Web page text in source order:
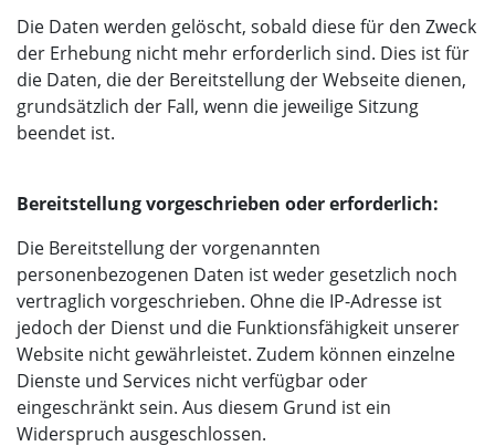
Die Daten werden gelöscht, sobald diese für den Zweck
der Erhebung nicht mehr erforderlich sind. Dies ist für
die Daten, die der Bereitstellung der Webseite dienen,
grundsätzlich der Fall, wenn die jeweilige Sitzung
beendet ist.
Bereitstellung vorgeschrieben oder erforderlich:
Die Bereitstellung der vorgenannten
personenbezogenen Daten ist weder gesetzlich noch
vertraglich vorgeschrieben. Ohne die IP-Adresse ist
jedoch der Dienst und die Funktionsfähigkeit unserer
Website nicht gewährleistet. Zudem können einzelne
Dienste und Services nicht verfügbar oder
eingeschränkt sein. Aus diesem Grund ist ein
Widerspruch ausgeschlossen.